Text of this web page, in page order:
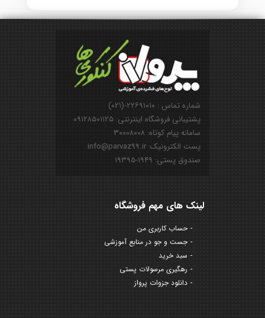
شماره تماس : ۲۲۶۹۱۰۱۰-(۰۲۱)
پشتیبانی فروشگاه اینترنتی: ۰۹۱۲۸۵۰۱۱۲۵
سامانه پیام کوتاه: ۳۰۰۰۸۰۰۸
پست الکترونیک: info@parvaz99.ir
صندوق پستی: ۱۹۴۹-۱۹۳۹۵
لینک های مهم فروشگاه
حساب کاربری من
جست و جو در منابع آموزشی
سبد خرید
رهگیری مرسولات پستی
دانلود جزوات پرواز